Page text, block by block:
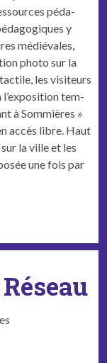
péd­a­
y
médié­vales,
pho­to sur la
les vis­i­teurs
l’exposition tem­
à Som­mières »
accès libre. Haut
la ville et les
une fois par